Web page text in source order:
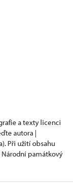
a texty licenci
autora |
Při užití obsahu
Národní památkový